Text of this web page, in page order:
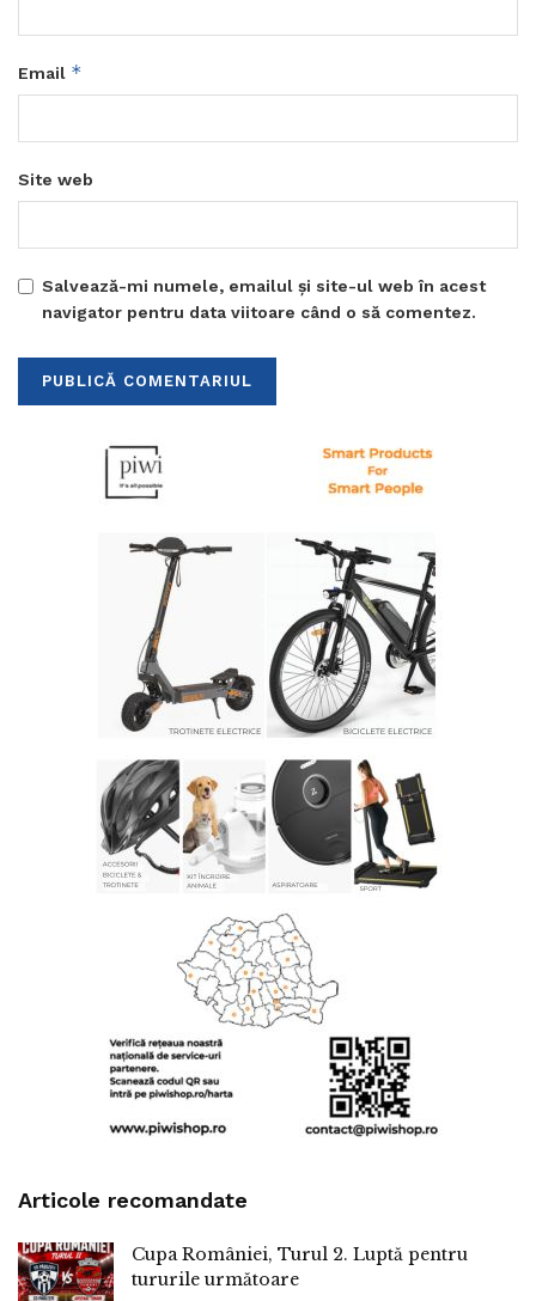
Email *
Site web
Salvează-mi numele, emailul și site-ul web în acest
navigator pentru data viitoare când o să comentez.
Articole recomandate
Cupa României, Turul 2. Luptă pentru
tururile următoare